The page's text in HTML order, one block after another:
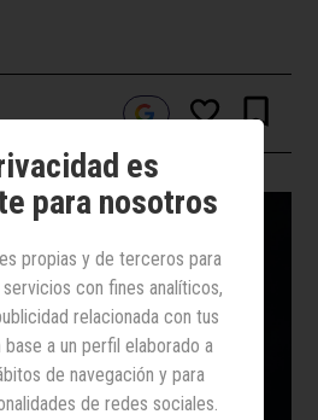
es
para nosotros
propias y de terceros para
con fines analíticos,
relacionada con tus
a un perfil elaborado a
de navegación y para
de redes sociales.